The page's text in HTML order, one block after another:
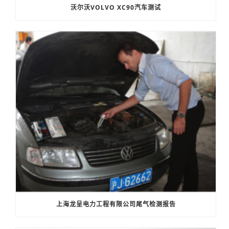
沃尔沃VOLVO XC90汽车测试
上海龙呈电力工程有限公司尾气检测报告